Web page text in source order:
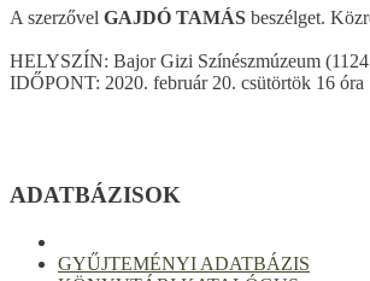
A szerzővel GAJDÓ TAMÁS beszélget.
HELYSZÍN: Bajor Gizi Színészmúzeum
IDŐPONT: 2020. február 20. csütörtök 16 óra
ADATBÁZISOK
GYŰJTEMÉNYI ADATBÁZIS